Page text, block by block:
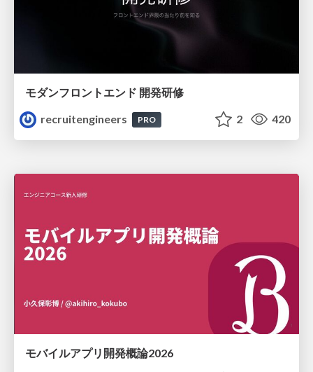
モダンフロントエンド 開発研修
recruitengineers
PRO 2 420
モバイルアプリ開発概論2026